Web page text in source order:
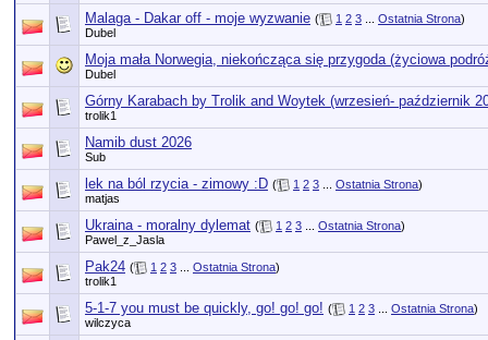
Malaga - Dakar off - moje wyzwanie ( 1 2 3 Ostatnia Strona)
Dubel
Moja mała Norwegia, niekończąca się przygoda (życiowa
Dubel
Górny Karabach by Trolik and Woytek (wrzesień- październik
trolik1
Namib dust 2026
Sub
lek na ból rzycia - zimowy :D ( 1 2 3 Ostatnia Strona)
matjas
Ukraina - moralny dylemat ( 1 2 3 Ostatnia Strona)
Pawel_z_Jasla
Pak24 ( 1 2 3 Ostatnia Strona)
trolik1
5-1-7 you must be quickly, go! go! go! ( 1 2 3 Ostatnia Strona)
wilczyca